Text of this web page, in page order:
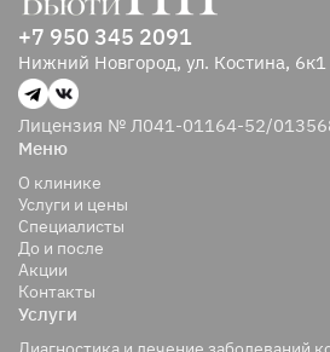
+7 950 345 2091
Нижний Новгород, ул. Костина, 6к1
Лицензия № Л041-01164-52/
Меню
О клинике
Услуги и цены
Специалисты
До и после
Акции
Контакты
Услуги